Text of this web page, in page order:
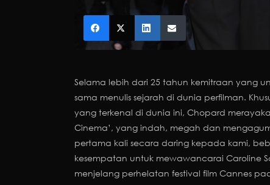
Selama lebih dari 25 tahun kemitraan yang
sama menulis sejarah di dunia perfilman.
yang terkenal di dunia ini, Chopard
Cinema’, yang indah, megah dan
pertama kali secara daring kepada kami,
kesempatan untuk mewawancarai Caroline
menjelang perhelatan festival film Cannes